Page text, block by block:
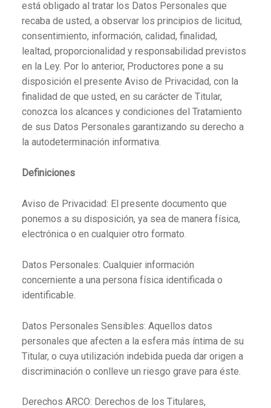
está obligado al tratar los Datos Personales que
recaba de usted, a observar los principios de licitud,
consentimiento, información, calidad, finalidad,
lealtad, proporcionalidad y responsabilidad previstos
en la Ley. Por lo anterior, Productores pone a su
disposición el presente Aviso de Privacidad, con la
finalidad de que usted, en su carácter de Titular,
conozca los alcances y condiciones del Tratamiento
de sus Datos Personales garantizando su derecho a
la autodeterminación informativa.
Definiciones
Aviso de Privacidad: El presente documento que
ponemos a su disposición, ya sea de manera física,
electrónica o en cualquier otro formato.
Datos Personales: Cualquier información
concerniente a una persona física identificada o
identificable.
Datos Personales Sensibles: Aquellos datos
personales que afecten a la esfera más íntima de su
Titular, o cuya utilización indebida pueda dar origen a
discriminación o conlleve un riesgo grave para éste.
Derechos ARCO: Derechos de los Titulares,